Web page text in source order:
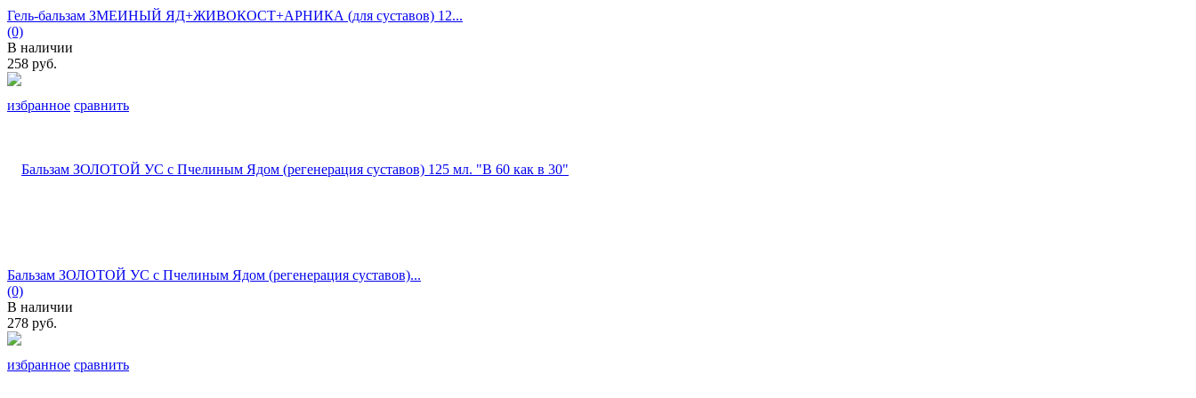
избранное сравнить
Гель-бальзам ЗМЕИНЫЙ ЯД+ЖИВОКОСТ+АРНИКА (для суставов) 12...
(0)
В наличии
258 руб.
избранное сравнить
Бальзам ЗОЛОТОЙ УС с Пчелиным Ядом (регенерация суставов)...
(0)
В наличии
278 руб.